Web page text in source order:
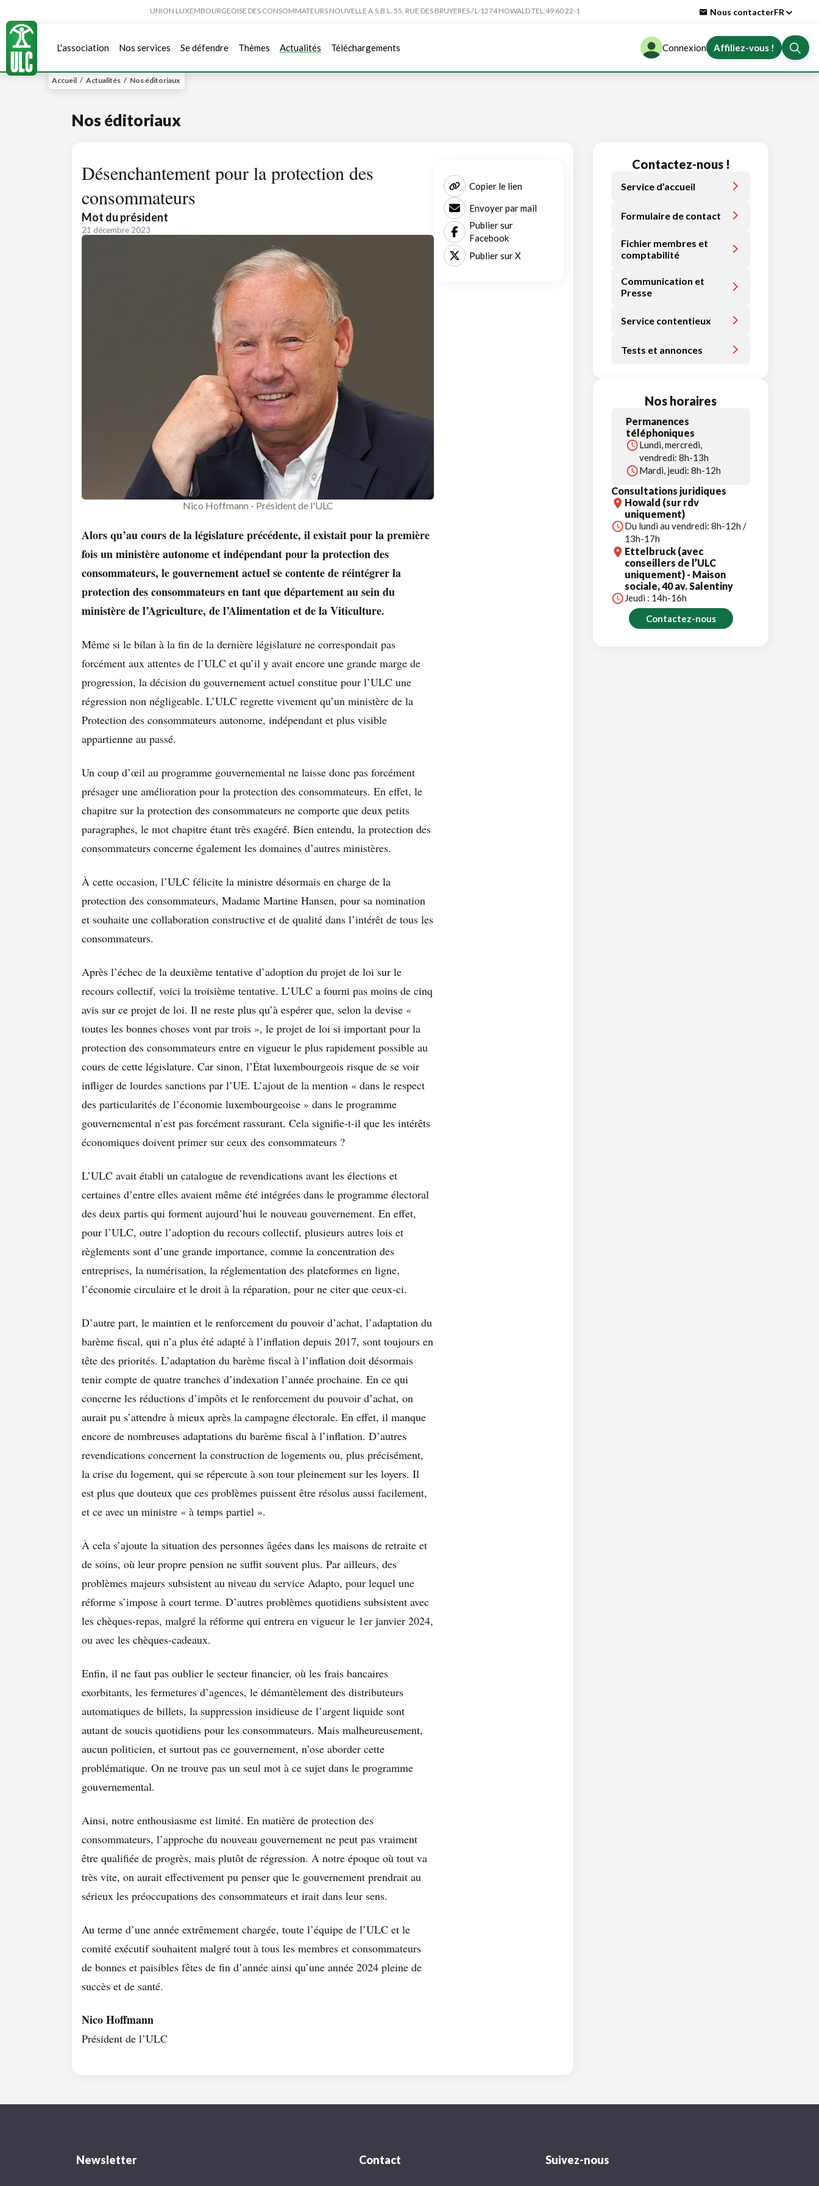
UNION LUXEMBOURGEOISE DES CONSOMMATEURS NOUVELLE A.S.B.L. 55, RUE DES BRUYERES / L-1274 HOWALD TEL:49 60 22-1 Nous contacterFR
L'association Nos services Se défendre Thèmes Actualités Téléchargements Connexion Affiliez-vous !
Accueil / Actualités / Nos éditoriaux
Nos éditoriaux
Désenchantement pour la protection des
consommateurs
Mot du président
21 décembre 2023
Nico Hoffmann - Président de l'ULC
Alors qu’au cours de la législature précédente, il existait pour la première
fois un ministère autonome et indépendant pour la protection des
consommateurs, le gouvernement actuel se contente de réintégrer la
protection des consommateurs en tant que département au sein du
ministère de l’Agriculture, de l’Alimentation et de la Viticulture.
Même si le bilan à la fin de la dernière législature ne correspondait pas
forcément aux attentes de l’ULC et qu’il y avait encore une grande marge de
progression, la décision du gouvernement actuel constitue pour l’ULC une
régression non négligeable. L’ULC regrette vivement qu’un ministère de la
Protection des consommateurs autonome, indépendant et plus visible
appartienne au passé.
Un coup d’œil au programme gouvernemental ne laisse donc pas forcément
présager une amélioration pour la protection des consommateurs. En effet, le
chapitre sur la protection des consommateurs ne comporte que deux petits
paragraphes, le mot chapitre étant très exagéré. Bien entendu, la protection des
consommateurs concerne également les domaines d’autres ministères.
À cette occasion, l’ULC félicite la ministre désormais en charge de la
protection des consommateurs, Madame Martine Hansen, pour sa nomination
et souhaite une collaboration constructive et de qualité dans l’intérêt de tous les
consommateurs.
Après l’échec de la deuxième tentative d’adoption du projet de loi sur le
recours collectif, voici la troisième tentative. L’ULC a fourni pas moins de cinq
avis sur ce projet de loi. Il ne reste plus qu’à espérer que, selon la devise «
toutes les bonnes choses vont par trois », le projet de loi si important pour la
protection des consommateurs entre en vigueur le plus rapidement possible au
cours de cette législature. Car sinon, l’État luxembourgeois risque de se voir
infliger de lourdes sanctions par l’UE. L’ajout de la mention « dans le respect
des particularités de l’économie luxembourgeoise » dans le programme
gouvernemental n’est pas forcément rassurant. Cela signifie-t-il que les intérêts
économiques doivent primer sur ceux des consommateurs ?
L’ULC avait établi un catalogue de revendications avant les élections et
certaines d’entre elles avaient même été intégrées dans le programme électoral
des deux partis qui forment aujourd’hui le nouveau gouvernement. En effet,
pour l’ULC, outre l’adoption du recours collectif, plusieurs autres lois et
règlements sont d’une grande importance, comme la concentration des
entreprises, la numérisation, la réglementation des plateformes en ligne,
l’économie circulaire et le droit à la réparation, pour ne citer que ceux-ci.
D’autre part, le maintien et le renforcement du pouvoir d’achat, l’adaptation du
barème fiscal, qui n’a plus été adapté à l’inflation depuis 2017, sont toujours en
tête des priorités. L’adaptation du barème fiscal à l’inflation doit désormais
tenir compte de quatre tranches d’indexation l’année prochaine. En ce qui
concerne les réductions d’impôts et le renforcement du pouvoir d’achat, on
aurait pu s’attendre à mieux après la campagne électorale. En effet, il manque
encore de nombreuses adaptations du barème fiscal à l’inflation. D’autres
revendications concernent la construction de logements ou, plus précisément,
la crise du logement, qui se répercute à son tour pleinement sur les loyers. Il
est plus que douteux que ces problèmes puissent être résolus aussi facilement,
et ce avec un ministre « à temps partiel ».
À cela s’ajoute la situation des personnes âgées dans les maisons de retraite et
de soins, où leur propre pension ne suffit souvent plus. Par ailleurs, des
problèmes majeurs subsistent au niveau du service Adapto, pour lequel une
réforme s’impose à court terme. D’autres problèmes quotidiens subsistent avec
les chèques-repas, malgré la réforme qui entrera en vigueur le 1er janvier 2024,
ou avec les chèques-cadeaux.
Enfin, il ne faut pas oublier le secteur financier, où les frais bancaires
exorbitants, les fermetures d’agences, le démantèlement des distributeurs
automatiques de billets, la suppression insidieuse de l’argent liquide sont
autant de soucis quotidiens pour les consommateurs. Mais malheureusement,
aucun politicien, et surtout pas ce gouvernement, n’ose aborder cette
problématique. On ne trouve pas un seul mot à ce sujet dans le programme
gouvernemental.
Ainsi, notre enthousiasme est limité. En matière de protection des
consommateurs, l’approche du nouveau gouvernement ne peut pas vraiment
être qualifiée de progrès, mais plutôt de régression. A notre époque où tout va
très vite, on aurait effectivement pu penser que le gouvernement prendrait au
sérieux les préoccupations des consommateurs et irait dans leur sens.
Au terme d’une année extrêmement chargée, toute l’équipe de l’ULC et le
comité exécutif souhaitent malgré tout à tous les membres et consommateurs
de bonnes et paisibles fêtes de fin d’année ainsi qu’une année 2024 pleine de
succès et de santé.
Nico Hoffmann
Président de l’ULC
Copier le lien
Envoyer par mail
Publier sur
Facebook
Publier sur X
Contactez-nous !
Service d’accueil
Formulaire de contact
Fichier membres et
comptabilité
Communication et
Presse
Service contentieux
Tests et annonces
Nos horaires
Permanences
téléphoniques
Lundi, mercredi,
vendredi: 8h-13h
Mardi, jeudi: 8h-12h
Consultations juridiques
Howald (sur rdv
uniquement)
Du lundi au vendredi: 8h-12h /
13h-17h
Ettelbruck (avec
conseillers de l’ULC
uniquement) - Maison
sociale, 40 av. Salentiny
Jeudi : 14h-16h
Contactez-nous
Newsletter Contact Suivez-nous